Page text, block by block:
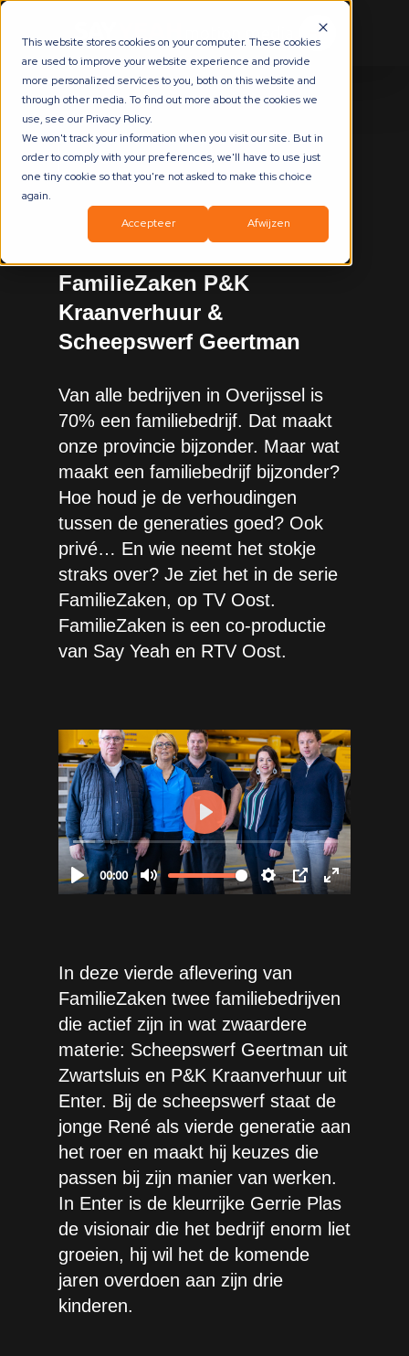
This website stores cookies on your computer. These cookies
are used to improve your website experience and provide
more personalized services to you, both on this website and
through other media. To find out more about the cookies we
use, see our Privacy Policy.
We won't track your information when you visit our site. But in
order to comply with your preferences, we'll have to use just
one tiny cookie so that you're not asked to make this choice
again.
Accepteer
Afwijzen
Terug naar overzicht
FamilieZaken P&K
Kraanverhuur &
Scheepswerf Geertman
Van alle bedrijven in Overijssel is
70% een familiebedrijf. Dat maakt
onze provincie bijzonder. Maar wat
maakt een familiebedrijf bijzonder?
Hoe houd je de verhoudingen
tussen de generaties goed? Ook
privé… En wie neemt het stokje
straks over? Je ziet het in de serie
FamilieZaken, op TV Oost.
FamilieZaken is een co-productie
van Say Yeah en RTV Oost.
In deze vierde aflevering van
FamilieZaken twee familiebedrijven
die actief zijn in wat zwaardere
materie: Scheepswerf Geertman uit
Zwartsluis en P&K Kraanverhuur uit
Enter. Bij de scheepswerf staat de
jonge René als vierde generatie aan
het roer en maakt hij keuzes die
passen bij zijn manier van werken.
In Enter is de kleurrijke Gerrie Plas
de visionair die het bedrijf enorm liet
groeien, hij wil het de komende
jaren overdoen aan zijn drie
kinderen.